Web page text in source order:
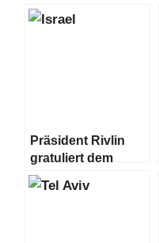
„barbarische
Terrorakte in Israel“
Präsident Rivlin
gratuliert dem
gewählten
Präsidenten Isaac